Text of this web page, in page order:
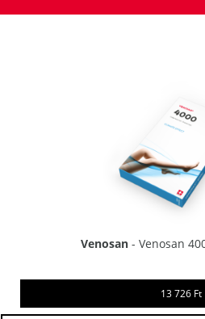
Venosan- Venosan
13 726 Ft